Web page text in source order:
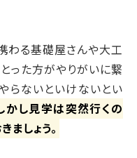
わる基礎屋さんや大工
った方がやりがいに繋
やらないといけないとい
かし見学は突然行くの
しょう。